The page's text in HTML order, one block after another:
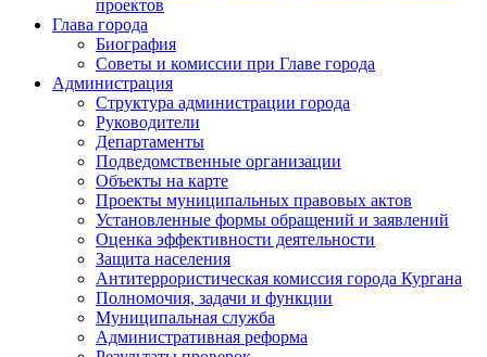
проектов
Глава города
Биография
Советы и комиссии при Главе города
Администрация
Структура администрации города
Руководители
Департаменты
Подведомственные организации
Объекты на карте
Проекты муниципальных правовых актов
Установленные формы обращений и заявлений
Оценка эффективности деятельности
Защита населения
Антитеррористическая комиссия города Кургана
Полномочия, задачи и функции
Муниципальная служба
Административная реформа